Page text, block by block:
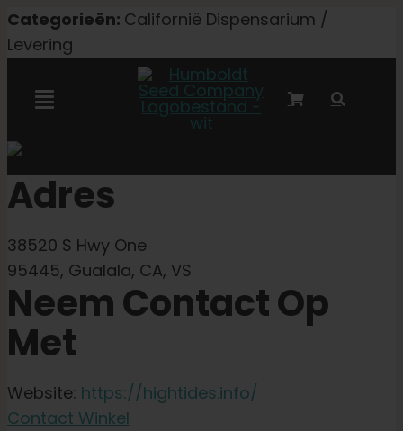
Overslaan
naar
Categorieën: Californië Dispensarium /
Levering
Navigatie
Autoflower zaden
Triploïde zaden
Tuinzaden
Adres
38520 S Hwy One
95445, Gualala, CA, VS
Neem Contact Op
Met
Website: https://hightides.info/
Contact Winkel